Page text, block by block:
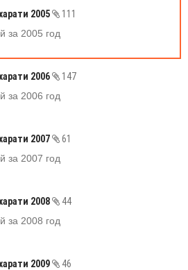
2005
111
за 2005 год
2006
147
за 2006 год
2007
61
за 2007 год
2008
44
за 2008 год
2009
46